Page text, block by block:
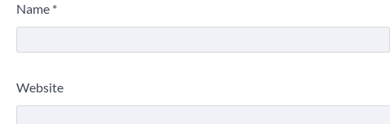
Name *
Website